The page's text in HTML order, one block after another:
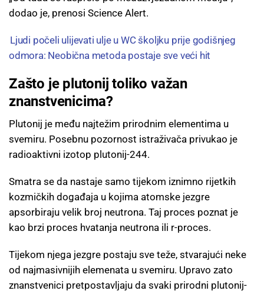
dodao je, prenosi Science Alert.
Ljudi počeli ulijevati ulje u WC školjku prije godišnjeg
odmora: Neobična metoda postaje sve veći hit
Zašto je plutonij toliko važan
znanstvenicima?
Plutonij je među najtežim prirodnim elementima u
svemiru. Posebnu pozornost istraživača privukao je
radioaktivni izotop plutonij-244.
Smatra se da nastaje samo tijekom iznimno rijetkih
kozmičkih događaja u kojima atomske jezgre
apsorbiraju velik broj neutrona. Taj proces poznat je
kao brzi proces hvatanja neutrona ili r-proces.
Tijekom njega jezgre postaju sve teže, stvarajući neke
od najmasivnijih elemenata u svemiru. Upravo zato
znanstvenici pretpostavljaju da svaki prirodni plutonij-